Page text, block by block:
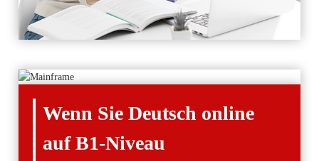
Wenn Sie Deutsch online
auf B1-Niveau